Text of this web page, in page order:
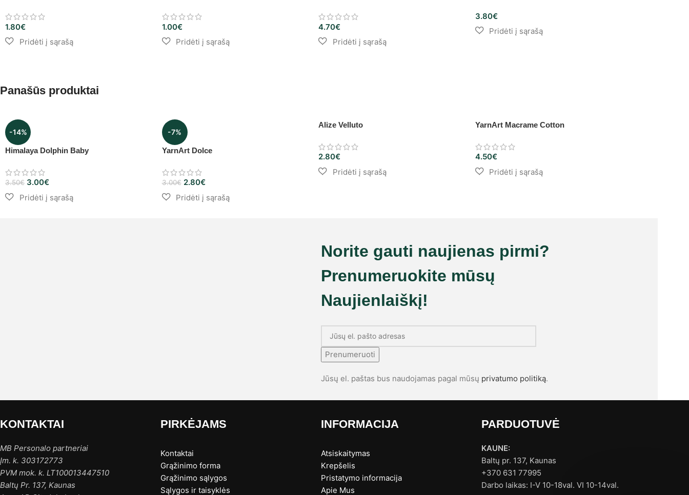
1.80€ 1.00€ 4.70€
3.80€
Panašūs produktai
-14%
Himalaya Dolphin Baby
3.50€ 3.00€
-7%
YarnArt Dolce
3.00€ 2.80€
Alize Velluto
2.80€
YarnArt Macrame Cotton
4.50€
Norite gauti naujienas pirmi?
Prenumeruokite mūsų
Naujienlaiškį!
Prenumeruoti
Jūsų el. paštas bus naudojamas pagal mūsų privatumo politiką.
KONTAKTAI
MB Personalo partneriai
Įm. k. 303172773
PVM mok. k. LT100013447510
Baltų Pr. 137, Kaunas
PIRKĖJAMS
Kontaktai
Grąžinimo forma
Grąžinimo sąlygos
Sąlygos ir taisyklės
INFORMACIJA
Atsiskaitymas
Krepšelis
Pristatymo informacija
Apie Mus
PARDUOTUVĖ
KAUNE:
Baltų pr. 137, Kaunas
+370 631 77995
Darbo laikas: I-V 10-18val. VI 10-14val.